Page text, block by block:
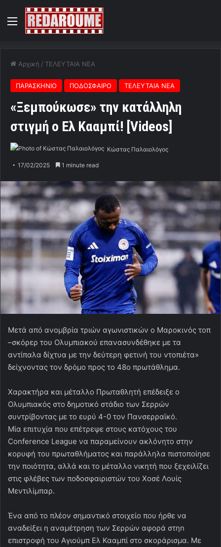
Menu
Αρχική / ΤΕΛΕΥΤΑΙΑ ΝΕΑ
ΠΑΡΑΣΚΗΝΙΟ ΠΟΔΟΣΦΑΙΡΟ ΤΕΛΕΥΤΑΙΑ ΝΕΑ
«Ξεμπούκωσε» την κατάλληλη
στιγμή ο Ελ Κααμπί! [Videos]
Κώστας Παλαιολόγος
17/02/2025 1 minute read
Μετά από ανομβρία τριών αγωνιστικών ο Μαροκινός τοπ
–σκόρερ του Ολυμπιακού επανασυνδέθηκε με τα
αντίπαλα δίχτυα με την δεύτερη φετινή του ντοπιέτα»
δείχνοντας τον δρόμο προς το 48ο πρωτάθλημα.
Χαρακτήρα και μέταλλο Πρωταθλητή επέδειξε ο
Ολυμπιακός στο δημοτικό στάδιο των Σερρών
συντρίβοντας με το ευρύ 4-0 τον Πανσερραϊκό.
Μία επιτυχία που επέτρεψε στους κατόχους του
Conference League να παραμείνουν ακλόνητο στην
κορυφή του πρωταθλήματος και παράλληλα πιστοποίησε
την ποιότητα, αλλά και το μέταλλο νικητή που ξεχειλίζει
στις φλέβες των ποδοσφαιριστών του Χοσέ Λουίς
Μεντιλίμπαρ.
Ένα από το πλέον σημαντικό στοιχείο που ήρθε να
αναδείξει η αναμέτρηση των Σερρών αφορά στηn
επιστροφή του Αγιούμπ Ελ Κααμπί στο σκοράρισμα. Με